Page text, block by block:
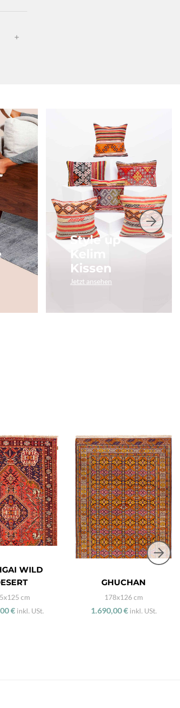
Style up
Kelim
Kissen
Jetzt ansehen
WILD
cm
€ inkl. USt.
GHUCHAN
178x126 cm
1.690,00 € inkl. USt.